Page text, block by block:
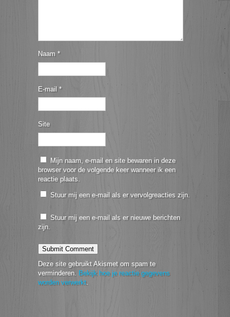
Naam *
E-mail *
Site
Mijn naam, e-mail en site bewaren in deze
browser voor de volgende keer wanneer ik een
reactie plaats.
Stuur mij een e-mail als er vervolgreacties zijn.
Stuur mij een e-mail als er nieuwe berichten
zijn.
Deze site gebruikt Akismet om spam te
verminderen. Bekijk hoe je reactie gegevens
worden verwerkt.